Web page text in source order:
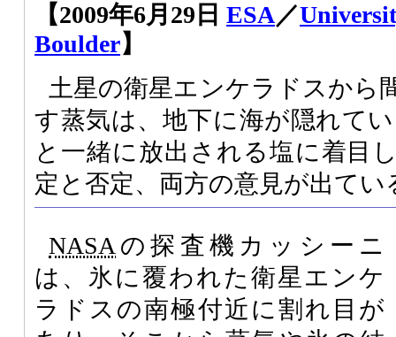
【2009年6月29日 ESA／
Boulder】
土星の衛星エンケラドスから
す蒸気は、地下に海が隠れて
と一緒に放出される塩に着目
定と否定、両方の意見が出てい
NASA の探査機カッシーニ
は、氷に覆われた衛星エンケ
ラドスの南極付近に割れ目が